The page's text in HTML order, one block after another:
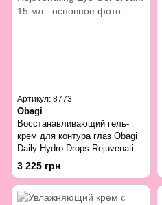
Артикул: 8773
Obagi
Восстанавливающий гель-
крем для контура глаз Obagi
Daily Hydro-Drops Rejuvenating
Eye Gel Cream 15 мл
3 225 грн